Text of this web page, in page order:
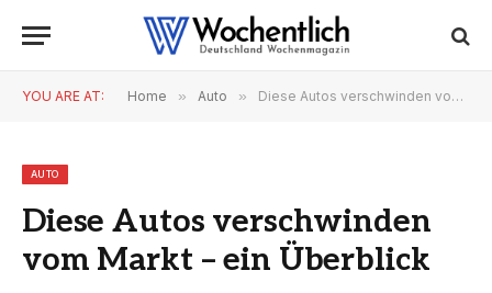
YOU ARE AT: Home » Auto » Diese Autos verschwinden vom Markt – ein Überblick
AUTO
Diese Autos verschwinden
vom Markt – ein Überblick